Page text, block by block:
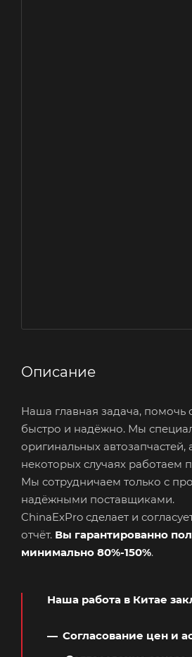
Описание
Наша главная задача, помочь
быстро и надёжно. Мы
оригинальных
некоторых случаях работаем
Мы сотрудничаем только с
надёжными поставщиками.
ChinaExPro сделает и
отчёт. Вы гарантированно
минимально 80%-150%.
Наша работа в Китае
Согласование цен и